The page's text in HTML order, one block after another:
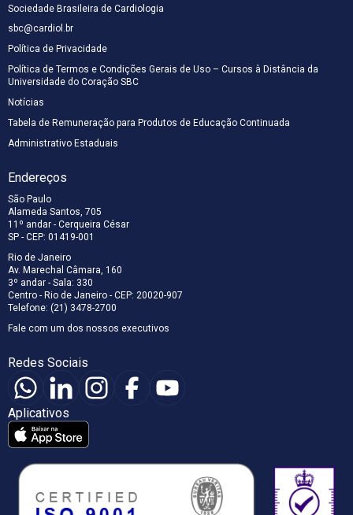
Sociedade Brasileira de Cardiologia
sbc@cardiol.br
Política de Privacidade
Política de Termos e Condições Gerais de Uso – Cursos à Distância da
Universidade do Coração SBC
Notícias
Tabela de Remuneração para Produtos de Educação Continuada
Administrativo Estaduais
Endereços
São Paulo
Alameda Santos, 705
11º andar - Cerqueira César
SP - CEP: 01419-001
Rio de Janeiro
Av. Marechal Câmara, 160
3º andar - Sala: 330
Centro - Rio de Janeiro - CEP: 20020-907
Telefone: (21) 3478-2700
Fale com um dos nossos executivos
Redes Sociais
Aplicativos